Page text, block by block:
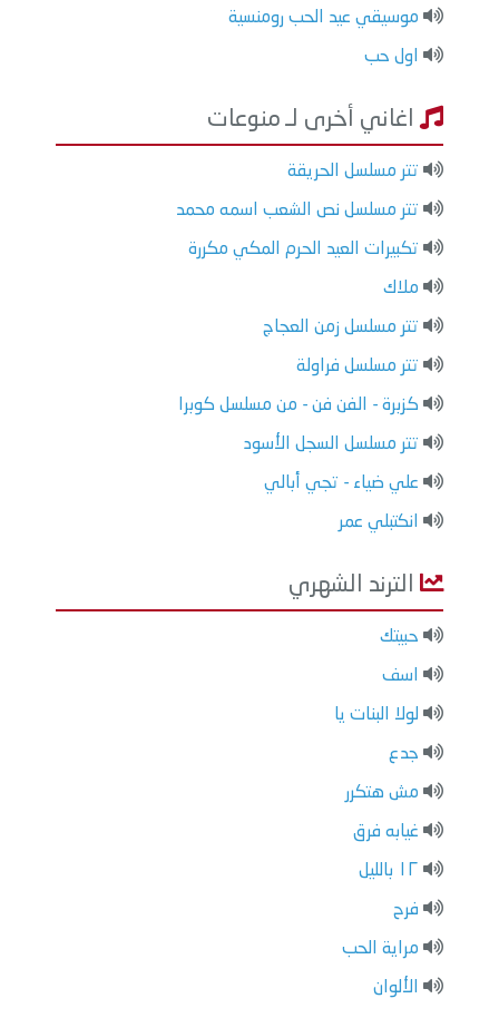
موسيقي عيد الحب رومنسية
اول حب
اغاني أخرى لـ منوعات
تتر مسلسل الحريقة
تتر مسلسل نص الشعب اسمه محمد
تكبيرات العيد الحرم المكي مكررة
ملاك
تتر مسلسل زمن العجاج
تتر مسلسل فراولة
كزبرة - الفن فن - من مسلسل كوبرا
تتر مسلسل السجل الأسود
علي ضياء - تجي أبالي
انكتبلي عمر
الترند الشهري
حبيتك
اسف
لولا البنات يا
جدع
مش هتكرر
غيابه فرق
١٢ بالليل
فرح
مراية الحب
الألوان